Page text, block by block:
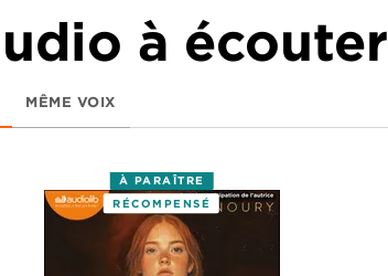
à écouter
MÊME VOIX
À PARAÎTRE
RÉCOMPENSÉ